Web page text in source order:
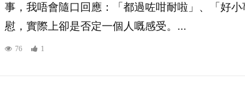
事，我唔會隨口回應：「都過咗咁耐啦」、「好
慰，實際上卻是否定一個人嘅感受。...
76 1